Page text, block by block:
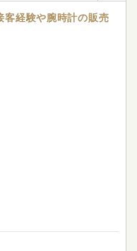
客経験や腕時計の販売